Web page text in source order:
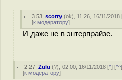
3.53 ,scorry (ok), 11:26, 16/11/2018
[к модератору]
И даже не в энтерпрайзе.
2.27 ,Zulu (?), 02:00, 16/11/2018 [^] [^^
[к модератору]